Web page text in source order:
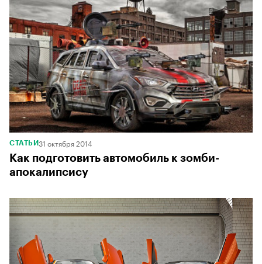
СТАТЬИ31 октября 2014
Как подготовить автомобиль к зомби-
апокалипсису